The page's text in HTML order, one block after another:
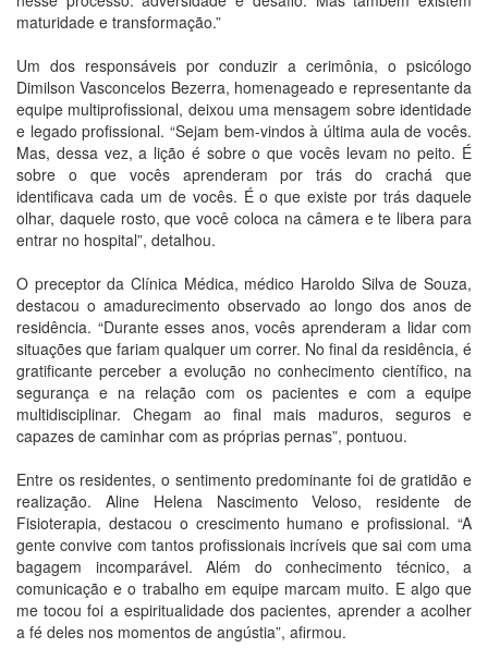
maturidade e transformação.”
Um dos responsáveis por conduzir a cerimônia, o psicólogo
Dimilson Vasconcelos Bezerra, homenageado e representante da
equipe multiprofissional, deixou uma mensagem sobre identidade
e legado profissional. “Sejam bem-vindos à última aula de vocês.
Mas, dessa vez, a lição é sobre o que vocês levam no peito. É
sobre o que vocês aprenderam por trás do crachá que
identificava cada um de vocês. É o que existe por trás daquele
olhar, daquele rosto, que você coloca na câmera e te libera para
entrar no hospital”, detalhou.
O preceptor da Clínica Médica, médico Haroldo Silva de Souza,
destacou o amadurecimento observado ao longo dos anos de
residência. “Durante esses anos, vocês aprenderam a lidar com
situações que fariam qualquer um correr. No final da residência, é
gratificante perceber a evolução no conhecimento científico, na
segurança e na relação com os pacientes e com a equipe
multidisciplinar. Chegam ao final mais maduros, seguros e
capazes de caminhar com as próprias pernas”, pontuou.
Entre os residentes, o sentimento predominante foi de gratidão e
realização. Aline Helena Nascimento Veloso, residente de
Fisioterapia, destacou o crescimento humano e profissional. “A
gente convive com tantos profissionais incríveis que sai com uma
bagagem incomparável. Além do conhecimento técnico, a
comunicação e o trabalho em equipe marcam muito. E algo que
me tocou foi a espiritualidade dos pacientes, aprender a acolher
a fé deles nos momentos de angústia”, afirmou.